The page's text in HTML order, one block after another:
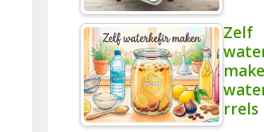
Zelf
rrels